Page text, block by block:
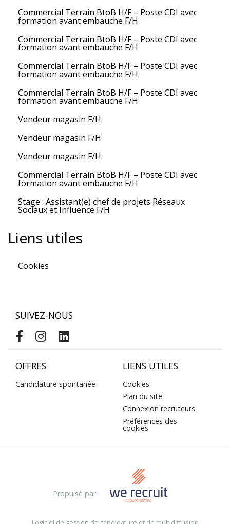
Commercial Terrain BtoB H/F – Poste CDI avec
formation avant embauche F/H
Commercial Terrain BtoB H/F – Poste CDI avec
formation avant embauche F/H
Commercial Terrain BtoB H/F – Poste CDI avec
formation avant embauche F/H
Commercial Terrain BtoB H/F – Poste CDI avec
formation avant embauche F/H
Vendeur magasin F/H
Vendeur magasin F/H
Vendeur magasin F/H
Commercial Terrain BtoB H/F – Poste CDI avec
formation avant embauche F/H
Stage : Assistant(e) chef de projets Réseaux
Sociaux et Influence F/H
Liens utiles
Cookies
SUIVEZ-NOUS
OFFRES
Candidature spontanée
LIENS UTILES
Cookies
Plan du site
Connexion recruteurs
Préférences des
cookies
Propulsé par